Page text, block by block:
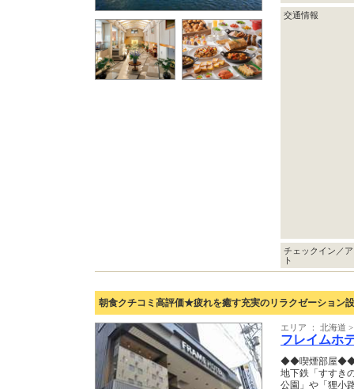
交通情報
チェックイン／
ト
朝食クチコミ高評価★疲れを癒す充実のリラクゼーション
エリア ： 北海道
フレイムホ
◆◆喫煙部屋
地下鉄「すすき
公園」や「狸小